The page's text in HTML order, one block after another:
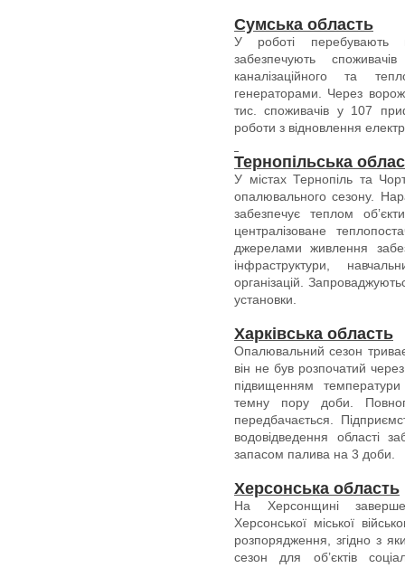
Сумська область
У роботі перебувають
забезпечують
каналізаційного та
генераторами. Через
тис. споживачів у 107
роботи з відновлення
Тернопільська
У містах Тернопіль та
опалювального сезону.
забезпечує теплом
централізоване
джерелами живлення
інфраструктури,
організацій.
установки.
Харківська область
Опалювальний сезон
він не був розпочатий
підвищенням
темну пору доби.
передбачається.
водовідведення області
запасом палива на 3 доби.
Херсонська область
На Херсонщині
Херсонської міської
розпорядження, згідно з
сезон для об’єктів